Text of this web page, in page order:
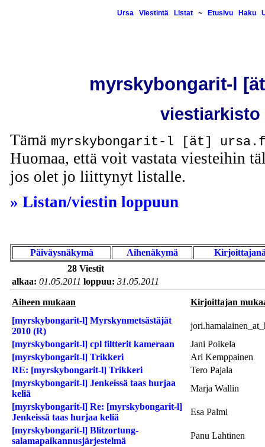
Ursa Viestintä Listat~ Etusivu Haku
myrskybongarit-l
viestiarkisto
Tämä myrskybongarit-l [ät]
Huomaa, että voit vastata viesteihin
jos olet jo liittynyt listalle.
» Listan/viestin loppuun
Päiväysnäkymä Aihenäkymä
28 Viestit
alkaa: 01.05.2011 loppuu: 31.05.2011
Aiheen mukaan
Kirjoittajan
[myrskybongarit-l] Myrskynmetsästäjät
2010 (R)
[myrskybongarit-l] cpl filtterit kameraan
Jani Poikela
[myrskybongarit-l] Trikkeri
Ari Kemppainen
RE: [myrskybongarit-l] Trikkeri
Tero Pajala
[myrskybongarit-l] Jenkeissä taas hurjaa
keliä
Marja Wallin
[myrskybongarit-l] Re: [myrskybongarit-l]
Jenkeissä taas hurjaa keliä
Esa Palmi
[myrskybongarit-l] Blitzortung-
salamapaikannusjärjestelmä
Panu Lahtinen